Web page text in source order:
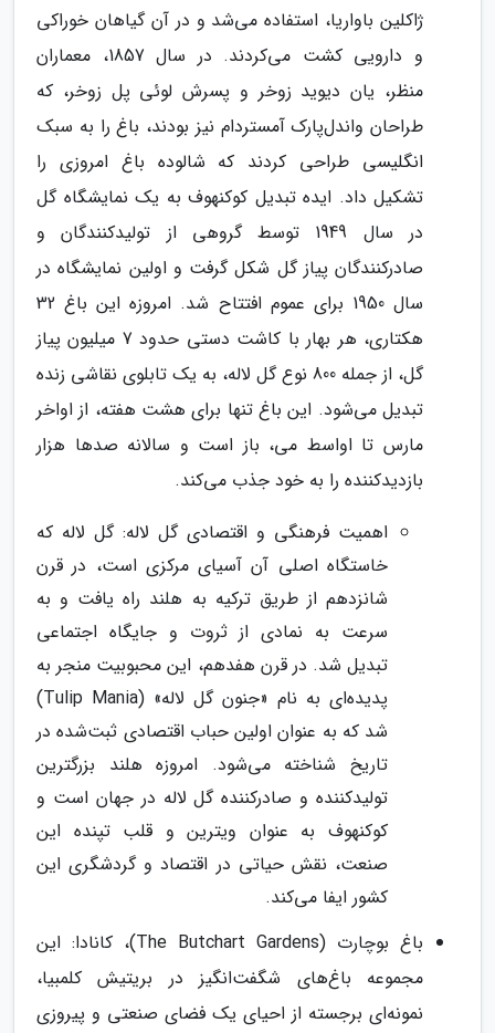
ژاکلین باواریا، استفاده می‌شد و در آن گیاهان خوراکی
و دارویی کشت می‌کردند. در سال 1857، معماران
منظر، یان دیوید زوخر و پسرش لوئی پل زوخر، که
طراحان واندل‌پارک آمستردام نیز بودند، باغ را به سبک
انگلیسی طراحی کردند که شالوده باغ امروزی را
تشکیل داد. ایده تبدیل کوکنهوف به یک نمایشگاه گل
در سال 1949 توسط گروهی از تولیدکنندگان و
صادرکنندگان پیاز گل شکل گرفت و اولین نمایشگاه در
سال 1950 برای عموم افتتاح شد. امروزه این باغ 32
هکتاری، هر بهار با کاشت دستی حدود 7 میلیون پیاز
گل، از جمله 800 نوع گل لاله، به یک تابلوی نقاشی زنده
تبدیل می‌شود. این باغ تنها برای هشت هفته، از اواخر
مارس تا اواسط می، باز است و سالانه صدها هزار
بازدیدکننده را به خود جذب می‌کند.
اهمیت فرهنگی و اقتصادی گل لاله: گل لاله که
خاستگاه اصلی آن آسیای مرکزی است، در قرن
شانزدهم از طریق ترکیه به هلند راه یافت و به
سرعت به نمادی از ثروت و جایگاه اجتماعی
تبدیل شد. در قرن هفدهم، این محبوبیت منجر به
پدیده‌ای به نام «جنون گل لاله» (Tulip Mania)
شد که به عنوان اولین حباب اقتصادی ثبت‌شده در
تاریخ شناخته می‌شود. امروزه هلند بزرگترین
تولیدکننده و صادرکننده گل لاله در جهان است و
کوکنهوف به عنوان ویترین و قلب تپنده این
صنعت، نقش حیاتی در اقتصاد و گردشگری این
کشور ایفا می‌کند.
باغ بوچارت (The Butchart Gardens)، کانادا: این
مجموعه باغ‌های شگفت‌انگیز در بریتیش کلمبیا،
نمونه‌ای برجسته از احیای یک فضای صنعتی و پیروزی